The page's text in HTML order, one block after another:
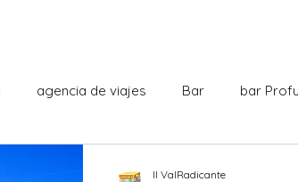
agencia de viajes Bar bar
Il ValRadicante